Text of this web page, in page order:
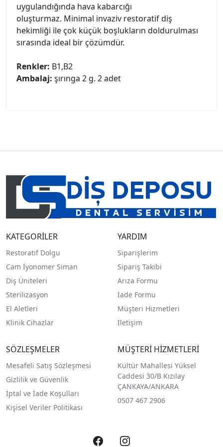
uygulandığında hava kabarcığı
oluşturmaz. Minimal invaziv restoratif diş
hekimliği ile çok küçük boşlukların doldurulması
sırasında ideal bir çözümdür.
Renkler: B1,B2
Ambalaj: şırınga 2 g. 2 adet
KATEGORİLER
Restoratif Dolgu
Cam İyonomer Siman
Diş Üniteleri
Sterilizasyon
El Aletleri
Klinik Cihazlar
YARDIM
Siparişlerim
Sipariş Takibi
Arıza Formu
İade Formu
Müşteri Hizmetleri
İletişim
SÖZLEŞMELER
Mesafeli Satış Sözleşmesi
Gizlilik ve Güvenlik
İptal ve İade Koşulları
Kişisel Veriler Politikası
MÜŞTERİ HİZMETLERİ
Kültür Mahallesi Yüksel
Caddesi 30/B Kızılay
ÇANKAYA/ANKARA
0507 467 2906